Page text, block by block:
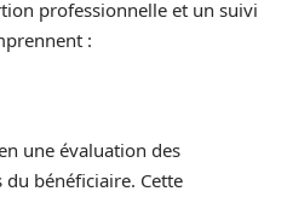
professionnelle et un suivi
:
une évaluation des
du bénéficiaire. Cette